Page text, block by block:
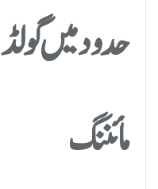
حدود میں گولڈ
مائننگ